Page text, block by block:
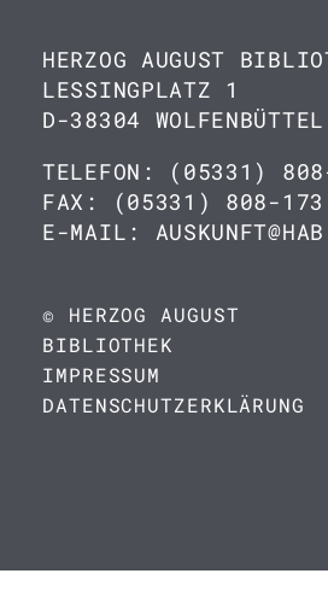
HERZOG AUGUST
LESSINGPLATZ 1
D-38304 WOLFENBÜTTEL
TELEFON: (05331)
FAX: (05331) 808-173
E-MAIL:
© HERZOG AUGUST
BIBLIOTHEK
IMPRESSUM
DATENSCHUTZERKLÄRUNG